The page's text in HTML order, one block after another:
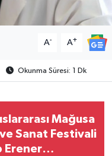
A- A+
Okunma Süresi: 1 Dk
Mağusa
Sanat Festivali
Erener